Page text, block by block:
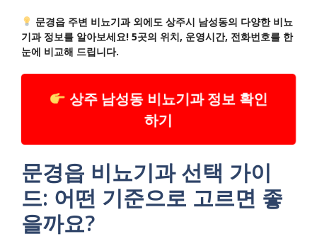
문경읍 주변 비뇨기과 외에도 상주시 남성동의 다양한 비뇨
기과 정보를 알아보세요! 5곳의 위치, 운영시간, 전화번호를 한
눈에 비교해 드립니다.
상주 남성동 비뇨기과 정보 확인
하기
문경읍 비뇨기과 선택 가이
드: 어떤 기준으로 고르면 좋
을까요?